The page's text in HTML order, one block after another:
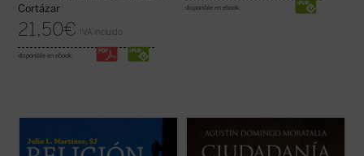
Cortázar
21,50€ IVA incluido
disponible en ebook:
disponible en ebook:
presencia pública de la religión estudiando
una tradición ---la liberal---, que ha sido
Uno de los problemas más importantes de
papel que desempeñan las religiones en la